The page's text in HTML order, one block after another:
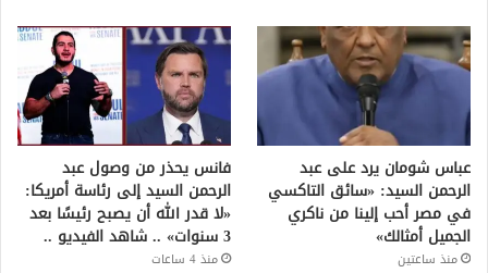
عباس شومان يرد على عبد
الرحمن السيد: «سائق التاكسي
في مصر أحب إلينا من ناكري
الجميل أمثالك»
منذ ساعتين
فانس يحذر من وصول عبد
الرحمن السيد إلى رئاسة أمريكا:
«لا قدر الله أن يصبح رئيسًا بعد
3 سنوات» .. شاهد الفيديو ..
منذ 4 ساعات